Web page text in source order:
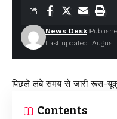
Last updated:
News Desk
पिछले लंबे समय से जारी रूस-
Contents